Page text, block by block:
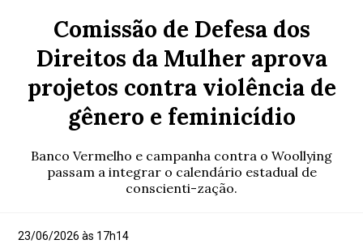
Comissão de Defesa dos
Direitos da Mulher aprova
projetos contra violência de
gênero e feminicídio
Banco Vermelho e campanha contra o Woollying
passam a integrar o calendário estadual de
conscienti-zação.
23/06/2026 às 17h14